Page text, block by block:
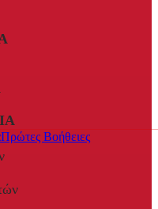
Πρώτες Βοήθειες